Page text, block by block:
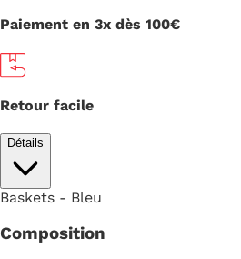
Paiement en 3x dès 100€
Retour facile
Détails
Baskets - Bleu
Composition